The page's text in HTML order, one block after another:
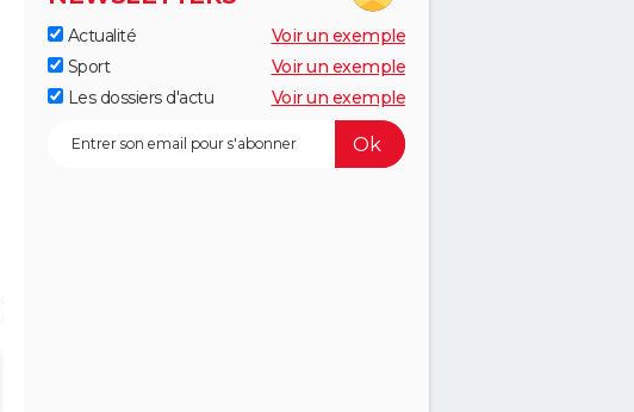
Actualité
Voir un exemple
Sport
Voir un exemple
Les dossiers d'actu
Voir un exemple